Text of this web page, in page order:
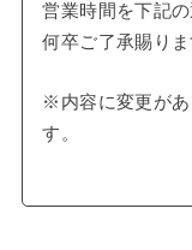
営業時間を下記
何卒ご了承賜り
※内容に変更があ
す。